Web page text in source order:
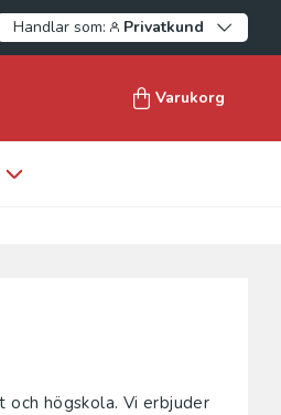
Handlar som: Privatkund
Varukorg
högskola. Vi erbjuder